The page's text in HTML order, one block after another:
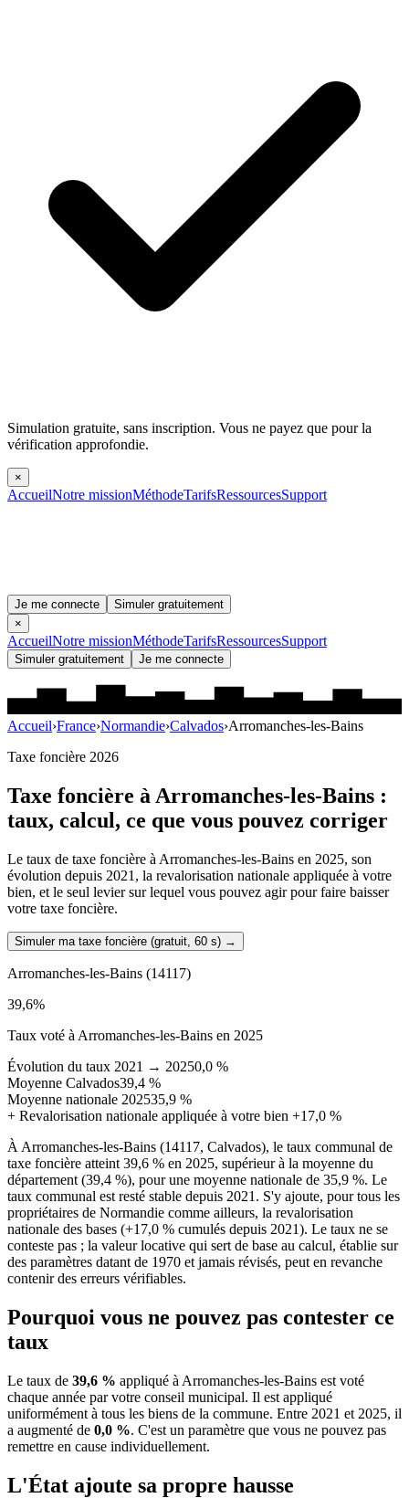
Simulation gratuite, sans inscription. Vous ne payez que pour la
vérification approfondie.
×
AccueilNotre missionMéthodeTarifsRessourcesSupport
Je me connecte
Simuler gratuitement
×
AccueilNotre missionMéthodeTarifsRessourcesSupport
Simuler gratuitement Je me connecte
Accueil›France›Normandie›Calvados›Arromanches-les-Bains
Taxe foncière 2026
Taxe foncière àArromanches-les-Bains :
taux, calcul, ce que vous pouvez corriger
Le taux de taxe foncière à Arromanches-les-Bains en 2025, son
évolution depuis 2021, la revalorisation nationale appliquée à votre
bien, et le seul levier sur lequel vous pouvez agir pour faire baisser
votre taxe foncière.
Simuler ma taxe foncière (gratuit, 60 s) →
Arromanches-les-Bains (14117)
39,6%
Taux voté à Arromanches-les-Bains en 2025
Évolution du taux 2021 → 20250,0 %
Moyenne Calvados39,4 %
Moyenne nationale 202535,9 %
+ Revalorisation nationale appliquée à votre bien +17,0 %
À Arromanches-les-Bains (14117, Calvados), le taux communal de
taxe foncière atteint 39,6 % en 2025, supérieur à la moyenne du
département (39,4 %), pour une moyenne nationale de 35,9 %. Le
taux communal est resté stable depuis 2021. S'y ajoute, pour tous les
propriétaires de Normandie comme ailleurs, la revalorisation
nationale des bases (+17,0 % cumulés depuis 2021). Le taux ne se
conteste pas ; la valeur locative qui sert de base au calcul, établie sur
des paramètres datant de 1970 et jamais révisés, peut en revanche
contenir des erreurs vérifiables.
Pourquoi vous ne pouvez pas contester ce
taux
Le taux de 39,6 % appliqué à Arromanches-les-Bains est voté
chaque année par votre conseil municipal. Il est appliqué
uniformément à tous les biens de la commune. Entre 2021 et 2025, il
a augmenté de 0,0 %. C'est un paramètre que vous ne pouvez pas
remettre en cause individuellement.
L'État ajoute sa propre hausse